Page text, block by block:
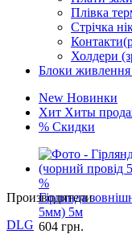
Плівка
Стрічка
Холдери
Блоки
New Новинки
Хит Хиты
% Скидки
%
Гірлянда
5мм) 5м
604 грн.
Производители